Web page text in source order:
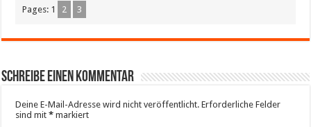
Pages: 1 2 3
Schreibe einen Kommentar
Deine E-Mail-Adresse wird nicht veröffentlicht. Erforderliche Felder
sind mit* markiert